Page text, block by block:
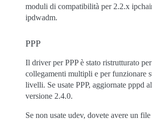
moduli di compatibilità per 2.2.x
ipdwadm.
PPP
Il driver per PPP è stato ristrutturato
collegamenti multipli e per funzionare
livelli. Se usate PPP, aggiornate pppd
versione 2.4.0.
Se non usate udev, dovete avere un